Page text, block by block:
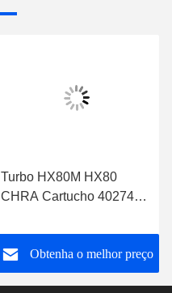
Turbo HX80M HX80
CHRA Cartucho 4027408
Gerador Marítimo
Cummin/sObtenha o melhor preço